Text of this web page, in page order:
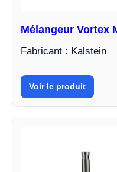
Mélangeur Vortex
Fabricant : Kalstein
Voir le produit